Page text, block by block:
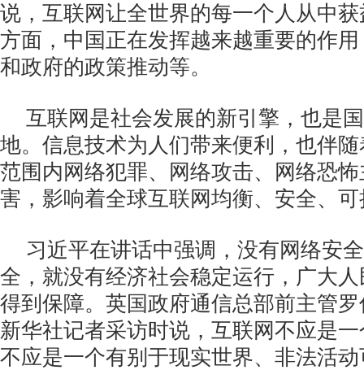
说，互联网让全世界的每一个人从中
方面，中国正在发挥越来越重要的作
和政府的政策推动等。
互联网是社会发展的新引擎，也是
地。信息技术为人们带来便利，也伴
范围内网络犯罪、网络攻击、网络恐
害，影响着全球互联网均衡、安全、
习近平在讲话中强调，没有网络安
全，就没有经济社会稳定运行，广大
得到保障。英国政府通信总部前主管
新华社记者采访时说，互联网不应是
不应是一个有别于现实世界、非法活